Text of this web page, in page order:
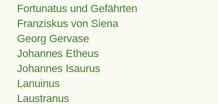
Fortunatus und Gefährten
Franziskus von Siena
Georg Gervase
Johannes Etheus
Johannes Isaurus
Lanuinus
Laustranus